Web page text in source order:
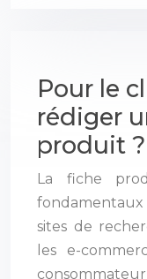
Pour le
rédiger
produit ?
La fiche
fondamentaux
sites de
les e-